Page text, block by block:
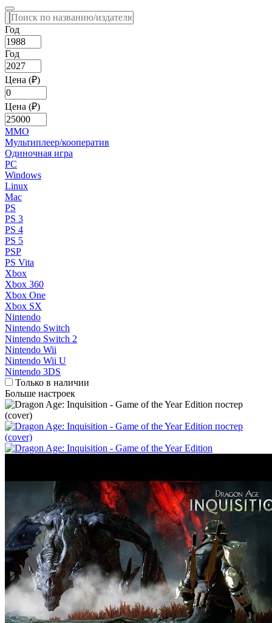
Год
Год
Цена (₽)
Цена (₽)
MMO
Мультиплеер/кооператив
Одиночная игра
PC
Windows
Linux
Mac
PS
PS 3
PS 4
PS 5
PSP
PS Vita
Xbox
Xbox 360
Xbox One
Xbox SX
Nintendo
Nintendo Switch
Nintendo Switch 2
Nintendo Wii
Nintendo Wii U
Nintendo 3DS
Только в наличии
Больше настроек